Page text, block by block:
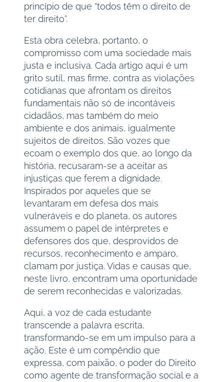
princípio de que “todos têm o direito de
ter direito”.
Esta obra celebra, portanto, o
compromisso com uma sociedade mais
justa e inclusiva. Cada artigo aqui é um
grito sutil, mas firme, contra as violações
cotidianas que afrontam os direitos
fundamentais não só de incontáveis
cidadãos, mas também do meio
ambiente e dos animais, igualmente
sujeitos de direitos. São vozes que
ecoam o exemplo dos que, ao longo da
história, recusaram-se a aceitar as
injustiças que ferem a dignidade.
Inspirados por aqueles que se
levantaram em defesa dos mais
vulneráveis e do planeta, os autores
assumem o papel de intérpretes e
defensores dos que, desprovidos de
recursos, reconhecimento e amparo,
clamam por justiça. Vidas e causas que,
neste livro, encontram uma oportunidade
de serem reconhecidas e valorizadas.
Aqui, a voz de cada estudante
transcende a palavra escrita,
transformando-se em um impulso para a
ação. Este é um compêndio que
expressa, com paixão, o poder do Direito
como agente de transformação social e a